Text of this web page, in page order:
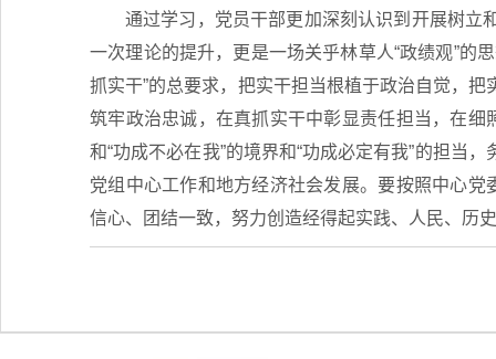
通过学习，党员干部更加深刻认识到开展树立
一次理论的提升，更是一场关乎林草人“政绩观”的
抓实干”的总要求，把实干担当根植于政治自觉，
筑牢政治忠诚，在真抓实干中彰显责任担当，在细
和“功成不必在我”的境界和“功成必定有我”的担当
党组中心工作和地方经济社会发展。要按照中心党
信心、团结一致，努力创造经得起实践、人民、历